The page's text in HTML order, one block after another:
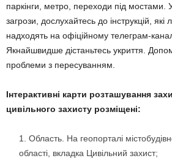
паркінги, метро, переходи під мостами.
загрози, дослухайтесь до інструкцій,
надходять на офіційному телеграм-
Якнайшвидше дістаньтесь укриття.
проблеми з пересуванням.
Інтерактивні карти розташування
цивільного захисту розміщені:
Область. На геопорталі
області, вкладка Цивільний захист;